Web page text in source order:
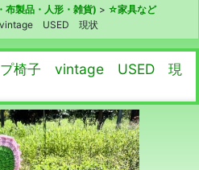
製品・人形・雑貨) > ☆家具など
USED 現状
プ椅子 vintage USED 現